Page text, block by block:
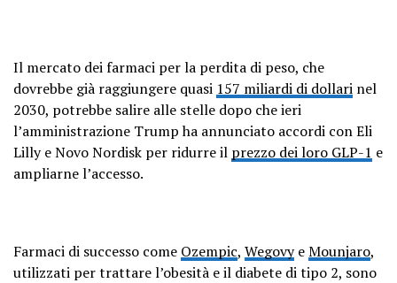
Il mercato dei farmaci per la perdita di peso, che
dovrebbe già raggiungere quasi 157 miliardi di dollari nel
2030, potrebbe salire alle stelle dopo che ieri
l’amministrazione Trump ha annunciato accordi con Eli
Lilly e Novo Nordisk per ridurre il prezzo dei loro GLP-1 e
ampliarne l’accesso.
Farmaci di successo come Ozempic, WegovyeMounjaro,
utilizzati per trattare l’obesità e il diabete di tipo 2, sono